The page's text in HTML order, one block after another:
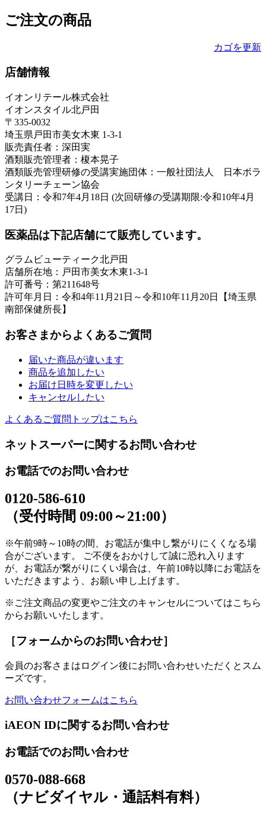
ご注文の商品
カゴを更新
店舗情報
イオンリテール株式会社
イオンスタイル北戸田
〒335-0032
埼玉県戸田市美女木東 1-3-1
販売責任者：深田実
酒類販売管理者：榎本晃子
酒類販売管理研修の受講実施団体：一般社団法人 日本ボラ
ンタリーチェーン協会
受講日：令和7年4月18日 (次回研修の受講期限:令和10年4月
17日)
医薬品は下記店舗にて販売しています。
グラムビューティーク北戸田
店舗所在地：戸田市美女木東1-3-1
許可番号：第211648号
許可年月日：令和4年11月21日～令和10年11月20日【埼玉県
南部保健所長】
お客さまからよくあるご質問
届いた商品が違います
商品を追加したい
お届け日時を変更したい
キャンセルしたい
よくあるご質問トップはこちら
ネットスーパーに関するお問い合わせ
お電話でのお問い合わせ
0120-586-610
（受付時間 09:00～21:00）
※午前9時～10時の間、お電話が集中し繋がりにくくなる場
合がございます。 ご不便をおかけして誠に恐れ入ります
が、お電話が繋がりにくい場合は、午前10時以降にお電話を
いただきますよう、お願い申し上げます。
※ご注文商品の変更やご注文のキャンセルについてはこちら
からお願いいたします。
［フォームからのお問い合わせ］
会員のお客さまはログイン後にお問い合わせいただくとスム
ーズです。
お問い合わせフォームはこちら
iAEON IDに関するお問い合わせ
お電話でのお問い合わせ
0570-088-668
（ナビダイヤル・通話料有料）